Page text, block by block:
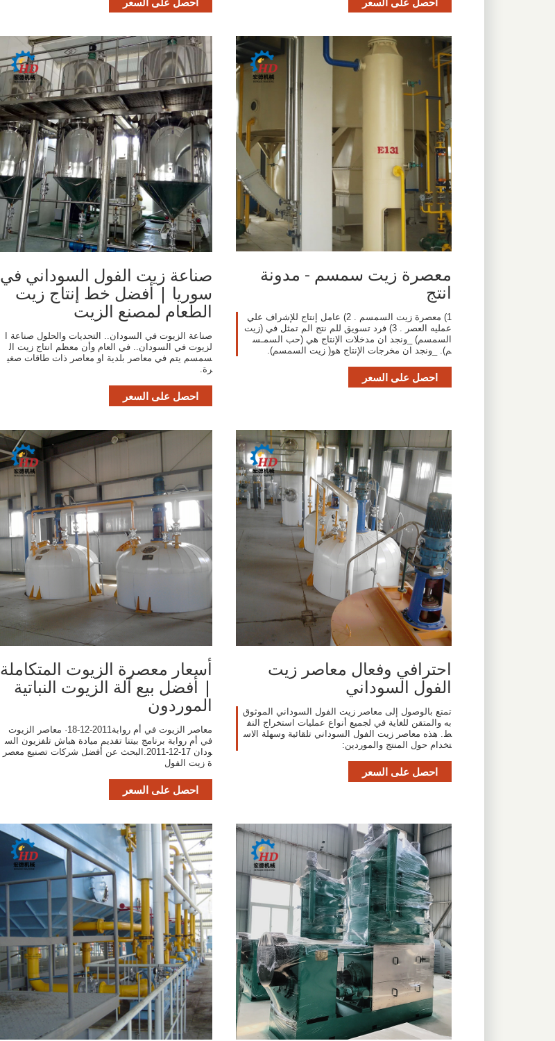
معصرة زيت سمسم - مدونة
انتج
1) معصرة زيت السمسم . 2) عامل إنتاج للإشراف علي
عمليه العصر . 3) فرد تسويق للم نتج الم تمثل في (زيت
السمسم) _ونجد ان مدخلات الإنتاج هي (حب السمـس
م). _ونجد ان مخرجات الإنتاج هو( زيت السمسم).
احصل على السعر
صناعة زيت الفول السوداني في
سوريا | أفضل خط إنتاج زيت
الطعام لمصنع الزيت
صناعة الزيوت في السودان.. التحديات والحلول صناعة ا
لزيوت في السودان.. في العام وأن معظم انتاج زيت ال
سمسم يتم في معاصر بلدية او معاصر ذات طاقات صغي
رة.
احصل على السعر
احترافي وفعال معاصر زيت
الفول السوداني
تمتع بالوصول إلى معاصر زيت الفول السوداني الموثوق
به والمتقن للغاية في لجميع أنواع عمليات استخراج النف
ط. هذه معاصر زيت الفول السوداني تلقائية وسهلة الاس
تخدام حول المنتج والموردين:
احصل على السعر
أسعار معصرة الزيوت المتكاملة
| أفضل بيع آلة الزيوت النباتية
الموردون
معاصر الزيوت في أم روابة2011-12-18· معاصر الزيوت
في أم روابة برنامج بيتنا تقديم ميادة هباش تلفزيون الس
ودان 17-12-2011.البحث عن أفضل شركات تصنيع معصر
ة زيت الفول
احصل على السعر